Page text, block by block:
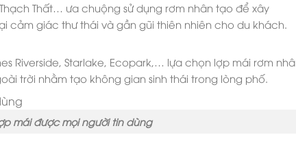
Thất… ưa chuộng sử dụng rơm nhân tạo để xây
cảm giác thư thái và gần gũi thiên nhiên cho du khách.
Riverside, Starlake, Ecopark,… lựa chọn lợp mái rơm
trời nhằm tạo không gian sinh thái trong lòng phố.
mái được mọi người tin dùng